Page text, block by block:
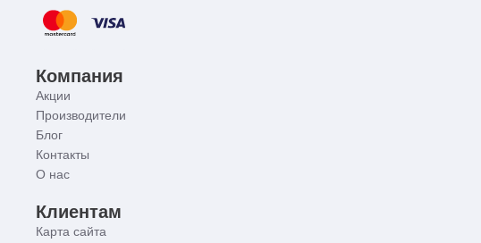
Компания
Акции
Производители
Блог
Контакты
О нас
Клиентам
Карта сайта